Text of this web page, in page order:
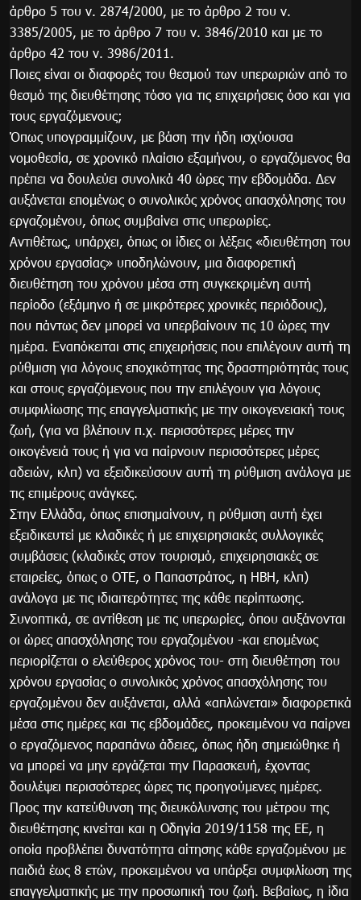
άρθρο 5 του ν. 2874/2000, με το άρθρο 2 του ν.
3385/2005, με το άρθρο 7 του ν. 3846/2010 και με το
άρθρο 42 του ν. 3986/2011.
Ποιες είναι οι διαφορές του θεσμού των υπερωριών από το
θεσμό της διευθέτησης τόσο για τις επιχειρήσεις όσο και για
τους εργαζόμενους;
Όπως υπογραμμίζουν, με βάση την ήδη ισχύουσα
νομοθεσία, σε χρονικό πλαίσιο εξαμήνου, ο εργαζόμενος θα
πρέπει να δουλεύει συνολικά 40 ώρες την εβδομάδα. Δεν
αυξάνεται επομένως ο συνολικός χρόνος απασχόλησης του
εργαζομένου, όπως συμβαίνει στις υπερωρίες.
Αντιθέτως, υπάρχει, όπως οι ίδιες οι λέξεις «διευθέτηση του
χρόνου εργασίας» υποδηλώνουν, μια διαφορετική
διευθέτηση του χρόνου μέσα στη συγκεκριμένη αυτή
περίοδο (εξάμηνο ή σε μικρότερες χρονικές περιόδους),
που πάντως δεν μπορεί να υπερβαίνουν τις 10 ώρες την
ημέρα. Εναπόκειται στις επιχειρήσεις που επιλέγουν αυτή τη
ρύθμιση για λόγους εποχικότητας της δραστηριότητάς τους
και στους εργαζόμενους που την επιλέγουν για λόγους
συμφιλίωσης της επαγγελματικής με την οικογενειακή τους
ζωή, (για να βλέπουν π.χ. περισσότερες μέρες την
οικογένειά τους ή για να παίρνουν περισσότερες μέρες
αδειών, κλπ) να εξειδικεύσουν αυτή τη ρύθμιση ανάλογα με
τις επιμέρους ανάγκες.
Στην Ελλάδα, όπως επισημαίνουν, η ρύθμιση αυτή έχει
εξειδικευτεί με κλαδικές ή με επιχειρησιακές συλλογικές
συμβάσεις (κλαδικές στον τουρισμό, επιχειρησιακές σε
εταιρείες, όπως ο ΟΤΕ, ο Παπαστράτος, η ΗΒΗ, κλπ)
ανάλογα με τις ιδιαιτερότητες της κάθε περίπτωσης.
Συνοπτικά, σε αντίθεση με τις υπερωρίες, όπου αυξάνονται
οι ώρες απασχόλησης του εργαζομένου -και επομένως
περιορίζεται ο ελεύθερος χρόνος του- στη διευθέτηση του
χρόνου εργασίας ο συνολικός χρόνος απασχόλησης του
εργαζομένου δεν αυξάνεται, αλλά «απλώνεται» διαφορετικά
μέσα στις ημέρες και τις εβδομάδες, προκειμένου να παίρνει
ο εργαζόμενος παραπάνω άδειες, όπως ήδη σημειώθηκε ή
να μπορεί να μην εργάζεται την Παρασκευή, έχοντας
δουλέψει περισσότερες ώρες τις προηγούμενες ημέρες.
Προς την κατεύθυνση της διευκόλυνσης του μέτρου της
διευθέτησης κινείται και η Οδηγία 2019/1158 της ΕΕ, η
οποία προβλέπει δυνατότητα αίτησης κάθε εργαζομένου με
παιδιά έως 8 ετών, προκειμένου να υπάρξει συμφιλίωση της
επαγγελματικής με την προσωπική του ζωή. Βεβαίως, η ίδια